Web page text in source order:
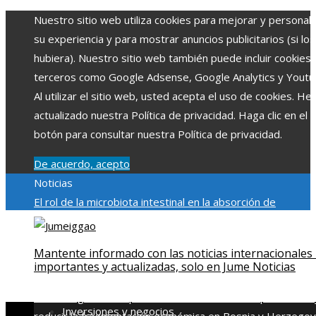
Nuestro sitio web utiliza cookies para mejorar y
su experiencia y para mostrar anuncios publicitarios (si los
hubiera). Nuestro sitio web también puede incluir cookies
terceros como Google Adsense, Google Analytics y
Al utilizar el sitio web, usted acepta el uso de cookies.
actualizado nuestra Política de privacidad. Haga clic en el
botón para consultar nuestra Política de privacidad.
De acuerdo, acepto
Noticias
El rol de la microbiota intestinal en la absorción de
nutrientesReformas regulatorias derivadas de desastres
Patrimonio de la Humanidad y su importanciaImpacto
económico y social de la estacionalidad turística en
Mantente informado con las noticias internacionales
importantes y actualizadas, solo en Jume Noticias
Inversiones y negocios